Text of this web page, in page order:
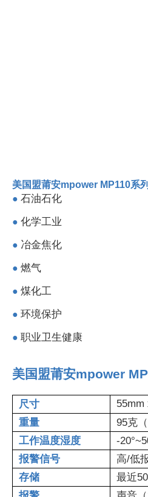
美国盟莆安mpower MP110系
● 石油石化
● 化学工业
● 冶金焦化
● 燃气
● 煤化工
● 环境保护
● 职业卫生健康
美国盟莆安mpower
尺寸
55mm
重量
95克
工作温度湿度
-
报警信号
高/低
存储
最近